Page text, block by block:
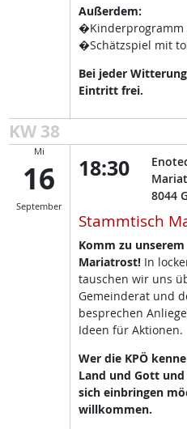
Außerdem:
�Kinderprogramm
�Schätzspiel mit
Bei jeder
Eintritt frei.
KW 38
Mi
16
September
18:30
8044
Stammtisch
Komm zu
Mariatrost!In
tauschen wir uns
Gemeinderat und
besprechen
Ideen für Aktionen.
Wer die KPÖ
Land und Gott
sich einbringen
willkommen.